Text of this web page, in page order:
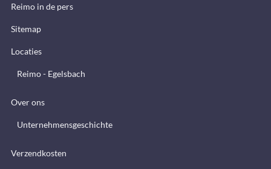
Reimo in de pers
Sitemap
Locaties
Reimo - Egelsbach
Over ons
Unternehmensgeschichte
Verzendkosten